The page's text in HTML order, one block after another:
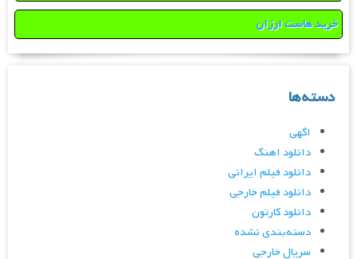
خرید هاست ارزان
دسته‌ها
اگهی
دانلود اهنگ
دانلود فیلم ایرانی
دانلود فیلم خارجی
دانلود کارتون
دسته‌بندی نشده
سریال خارجی